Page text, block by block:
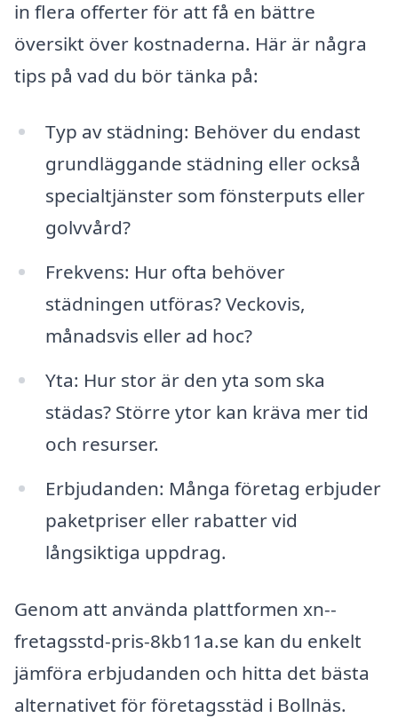
in flera offerter för att få en bättre
översikt över kostnaderna. Här är några
tips på vad du bör tänka på:
Typ av städning: Behöver du endast
grundläggande städning eller också
specialtjänster som fönsterputs eller
golvvård?
Frekvens: Hur ofta behöver
städningen utföras? Veckovis,
månadsvis eller ad hoc?
Yta: Hur stor är den yta som ska
städas? Större ytor kan kräva mer tid
och resurser.
Erbjudanden: Många företag erbjuder
paketpriser eller rabatter vid
långsiktiga uppdrag.
Genom att använda plattformen xn--
fretagsstd-pris-8kb11a.se kan du enkelt
jämföra erbjudanden och hitta det bästa
alternativet för företagsstäd i Bollnäs.